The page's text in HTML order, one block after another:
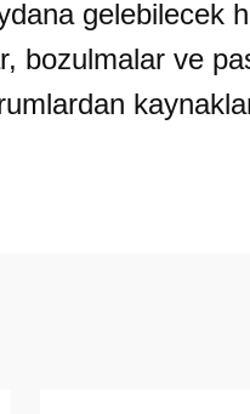
gelebilecek
bozulmalar ve